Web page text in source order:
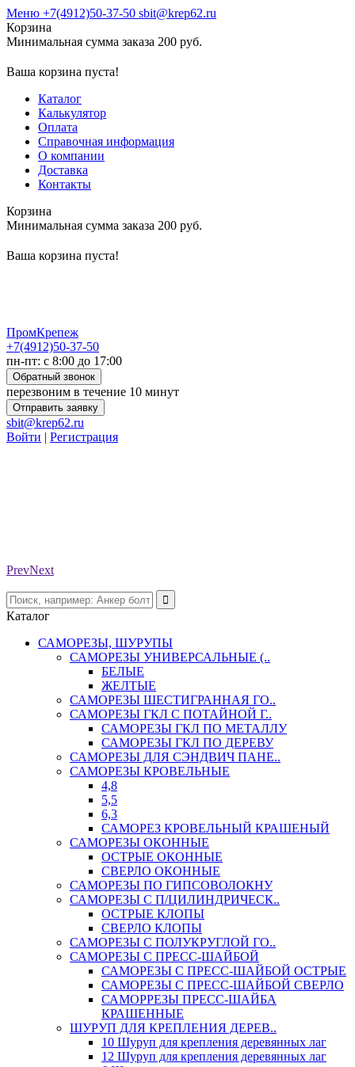
Меню +7(4912)50-37-50 sbit@krep62.ru
Корзина
Минимальная сумма заказа 200 руб.
Ваша корзина пуста!
Каталог
Калькулятор
Оплата
Справочная информация
О компании
Доставка
Контакты
Корзина
Минимальная сумма заказа 200 руб.
Ваша корзина пуста!
ПромКрепеж
+7(4912)50-37-50
пн-пт: с 8:00 до 17:00
Обратный звонок
перезвоним в течение 10 минут
Отправить заявку
sbit@krep62.ru
Войти | Регистрация
PrevNext
Каталог
САМОРЕЗЫ, ШУРУПЫ
САМОРЕЗЫ УНИВЕРСАЛЬНЫЕ (..
БЕЛЫЕ
ЖЕЛТЫЕ
САМОРЕЗЫ ШЕСТИГРАННАЯ ГО..
САМОРЕЗЫ ГКЛ С ПОТАЙНОЙ Г..
САМОРЕЗЫ ГКЛ ПО МЕТАЛЛУ
САМОРЕЗЫ ГКЛ ПО ДЕРЕВУ
САМОРЕЗЫ ДЛЯ СЭНДВИЧ ПАНЕ..
САМОРЕЗЫ КРОВЕЛЬНЫЕ
4,8
5,5
6,3
САМОРЕЗ КРОВЕЛЬНЫЙ КРАШЕНЫЙ
САМОРЕЗЫ ОКОННЫЕ
ОСТРЫЕ ОКОННЫЕ
СВЕРЛО ОКОННЫЕ
САМОРЕЗЫ ПО ГИПСОВОЛОКНУ
САМОРЕЗЫ С П/ЦИЛИНДРИЧЕСК..
ОСТРЫЕ КЛОПЫ
СВЕРЛО КЛОПЫ
САМОРЕЗЫ С ПОЛУКРУГЛОЙ ГО..
САМОРЕЗЫ С ПРЕСС-ШАЙБОЙ
САМОРЕЗЫ С ПРЕСС-ШАЙБОЙ ОСТРЫЕ
САМОРЕЗЫ С ПРЕСС-ШАЙБОЙ СВЕРЛО
САМОРРЕЗЫ ПРЕСС-ШАЙБА
КРАШЕННЫЕ
ШУРУП ДЛЯ КРЕПЛЕНИЯ ДЕРЕВ..
10 Шуруп для крепления деревянных лаг
12 Шуруп для крепления деревянных лаг